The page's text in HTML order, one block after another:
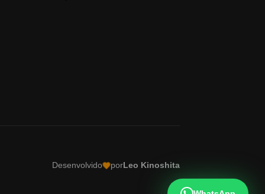
Desenvolvido porLeo Kinoshita